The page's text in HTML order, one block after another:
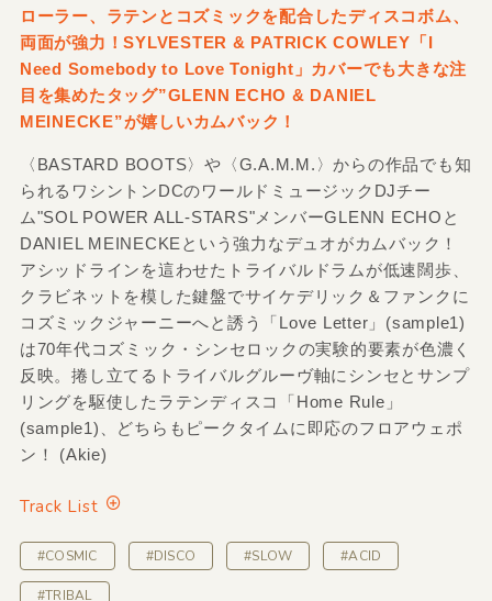
ローラー、ラテンとコズミックを配合したディスコボム、
両面が強力！SYLVESTER & PATRICK COWLEY「I
Need Somebody to Love Tonight」カバーでも大きな注
目を集めたタッグ”GLENN ECHO & DANIEL
MEINECKE”が嬉しいカムバック！
〈BASTARD BOOTS〉や〈G.A.M.M.〉からの作品でも知
られるワシントンDCのワールドミュージックDJチー
ム"SOL POWER ALL-STARS"メンバーGLENN ECHOと
DANIEL MEINECKEという強力なデュオがカムバック！
アシッドラインを這わせたトライバルドラムが低速闊歩、
クラビネットを模した鍵盤でサイケデリック＆ファンクに
コズミックジャーニーへと誘う「Love Letter」(sample1)
は70年代コズミック・シンセロックの実験的要素が色濃く
反映。捲し立てるトライバルグルーヴ軸にシンセとサンプ
リングを駆使したラテンディスコ「Home Rule」
(sample1)、どちらもピークタイムに即応のフロアウェポ
ン！ (Akie)
Track List
#COSMIC #DISCO #SLOW #ACID
#TRIBAL